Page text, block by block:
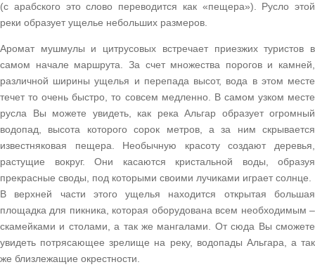
(с арабского это слово переводится как «пещера»). Русло этой
реки образует ущелье небольших размеров.
Аромат мушмулы и цитрусовых встречает приезжих туристов в
самом начале маршрута. За счет множества порогов и камней,
различной ширины ущелья и перепада высот, вода в этом месте
течет то очень быстро, то совсем медленно. В самом узком месте
русла Вы можете увидеть, как река Альгар образует огромный
водопад, высота которого сорок метров, а за ним скрывается
известняковая пещера. Необычную красоту создают деревья,
растущие вокруг. Они касаются кристальной воды, образуя
прекрасные своды, под которыми своими лучиками играет солнце.
В верхней части этого ущелья находится открытая большая
площадка для пикника, которая оборудована всем необходимым –
скамейками и столами, а так же мангалами. От сюда Вы сможете
увидеть потрясающее зрелище на реку, водопады Альгара, а так
же близлежащие окрестности.